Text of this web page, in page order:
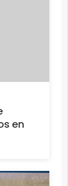
en